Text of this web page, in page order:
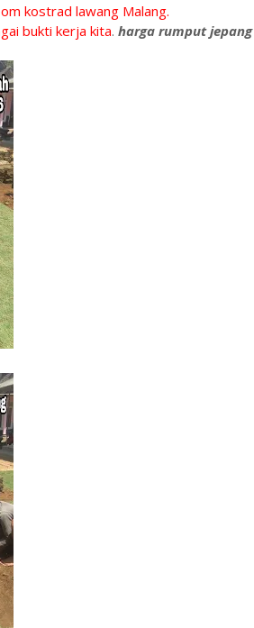
kostrad lawang Malang.
bukti kerja kita.harga rumput jepang